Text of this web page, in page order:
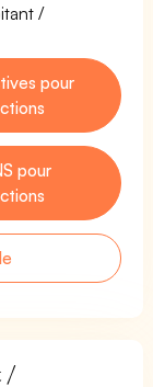
/
pour
pour
/